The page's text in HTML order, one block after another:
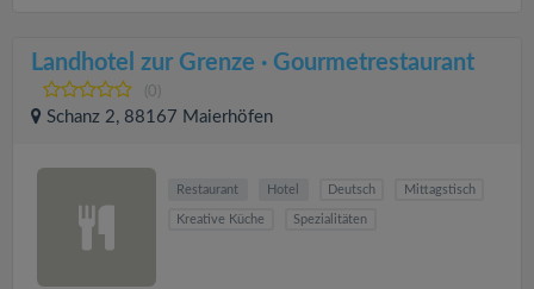
Landhotel zur Grenze · Gourmetrestaurant
(0)
Schanz 2, 88167 Maierhöfen
Restaurant Hotel Deutsch Mittagstisch
Kreative Küche Spezialitäten